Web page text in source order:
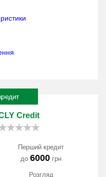
Credit
Перший кредит
до 6000 грн
Розгляд